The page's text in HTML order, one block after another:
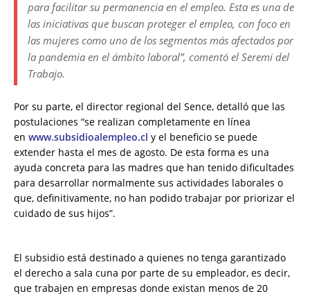
para facilitar su permanencia en el empleo. Esta es una de
las iniciativas que buscan proteger el empleo, con foco en
las mujeres como uno de los segmentos más afectados por
la pandemia en el ámbito laboral”, comentó el Seremi del
Trabajo.
Por su parte, el director regional del Sence, detalló que las
postulaciones “se realizan completamente en línea
en www.subsidioalempleo.cl y el beneficio se puede
extender hasta el mes de agosto. De esta forma es una
ayuda concreta para las madres que han tenido dificultades
para desarrollar normalmente sus actividades laborales o
que, definitivamente, no han podido trabajar por priorizar el
cuidado de sus hijos”.
El subsidio está destinado a quienes no tenga garantizado
el derecho a sala cuna por parte de su empleador, es decir,
que trabajen en empresas donde existan menos de 20